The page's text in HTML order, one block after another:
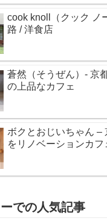
cook knoll（クック ノ
路 / 洋食店
蒼然（そうぜん）- 京
の上品なカフェ
ボクとおじいちゃん –
をリノベーションカフ
での人気記事